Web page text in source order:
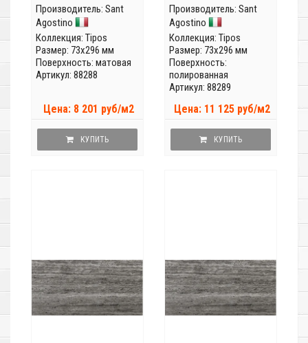
Производитель: Sant
Agostino
Коллекция: Tipos
Размер: 73x296 мм
Поверхность: матовая
Артикул: 88288
Цена: 8 201 руб/м2
КУПИТЬ
Производитель: Sant
Agostino
Коллекция: Tipos
Размер: 73x296 мм
Поверхность:
полированная
Артикул: 88289
Цена: 11 125 руб/м2
КУПИТЬ